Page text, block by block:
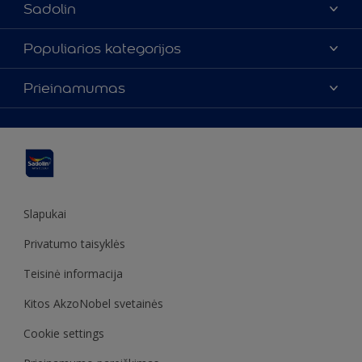
Sadolin
Apie mus
Susisiekti su mumis
Rasti parduotuvę
Populiarios kategorijos
Spalvos
Produktai
Įkvėpimas
Dekoravimo patarimai
Sadolin Metų spalva
Prieinamumas
Slapukai
Privatumo taisyklės
Teisinė informacija
Kitos AkzoNobel svetainės
Cookie settings